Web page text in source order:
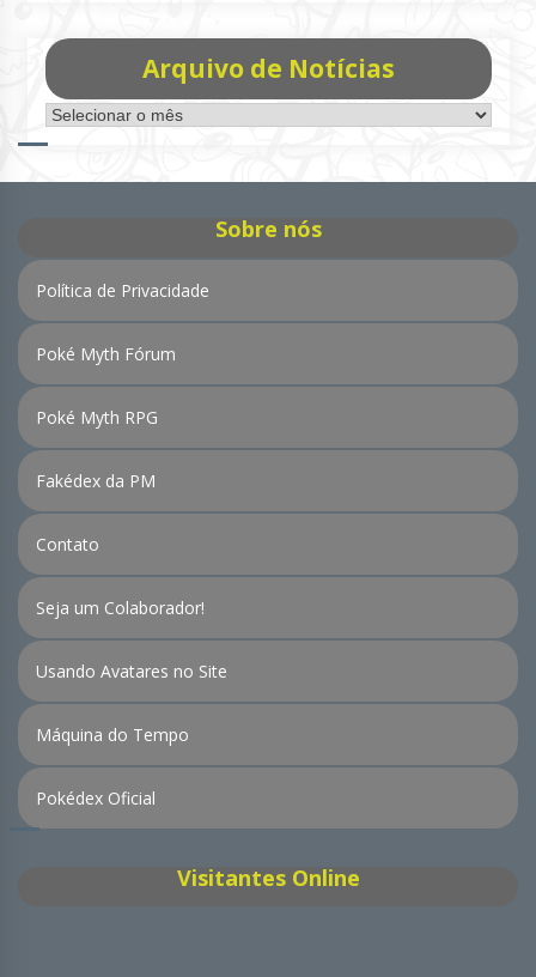
Arquivo de Notícias
Arquivo
de
Sobre nós
Política de Privacidade
Poké Myth Fórum
Poké Myth RPG
Fakédex da PM
Contato
Seja um Colaborador!
Usando Avatares no Site
Máquina do Tempo
Pokédex Oficial
Visitantes Online